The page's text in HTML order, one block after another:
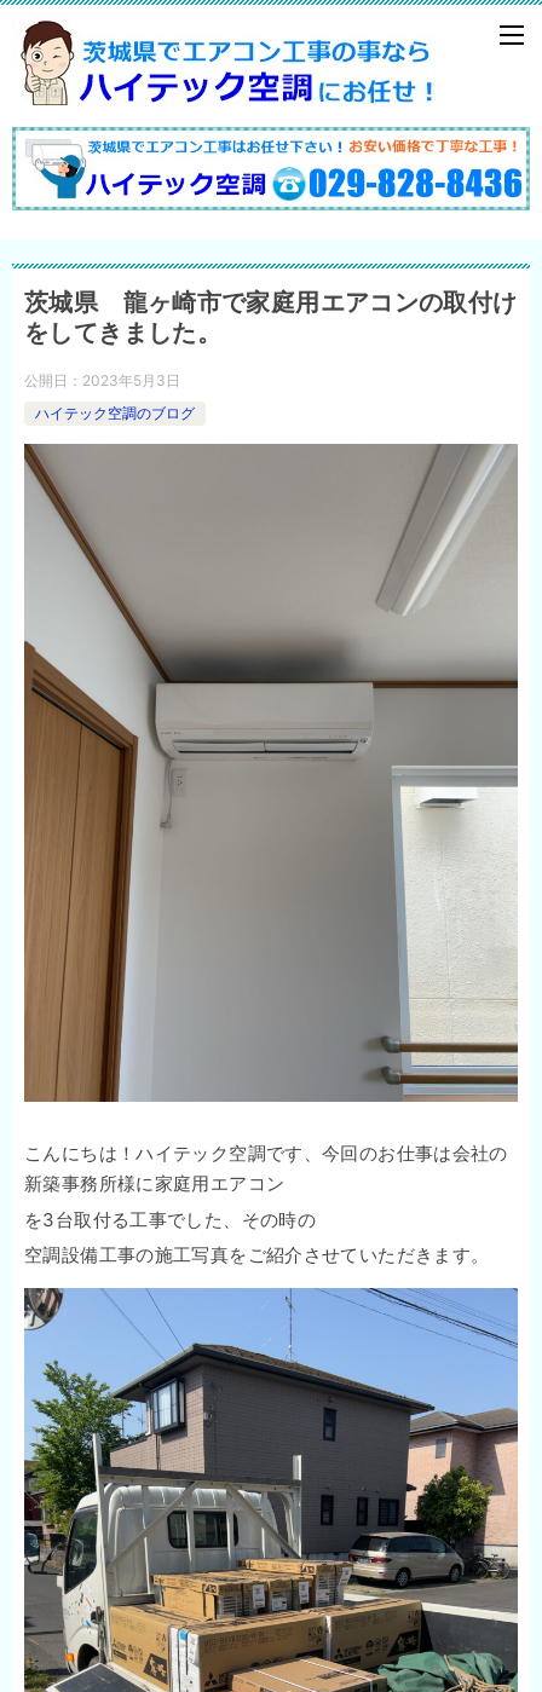
茨城県 龍ヶ崎市で家庭用エアコンの取付け
をしてきました。
公開日： 2023年5月3日
ハイテック空調のブログ
こんにちは！ハイテック空調です、今回のお仕事は会社の
新築事務所様に家庭用エアコン
を3台取付る工事でした、その時の
空調設備工事の施工写真をご紹介させていただきます。